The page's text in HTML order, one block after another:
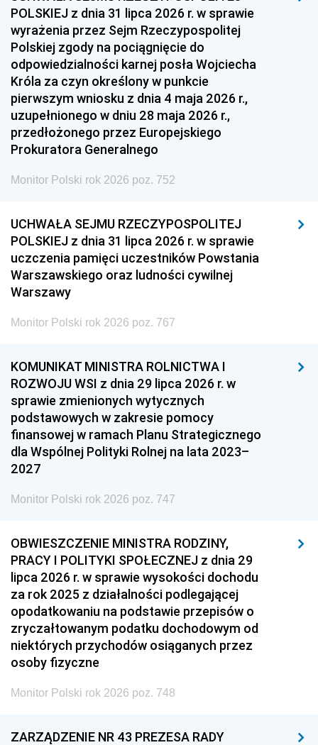
POLSKIEJ z dnia 31 lipca 2026 r. w sprawie
wyrażenia przez Sejm Rzeczypospolitej
Polskiej zgody na pociągnięcie do
odpowiedzialności karnej posła Wojciecha
Króla za czyn określony w punkcie
pierwszym wniosku z dnia 4 maja 2026 r.,
uzupełnionego w dniu 28 maja 2026 r.,
przedłożonego przez Europejskiego
Prokuratora Generalnego
Monitor Polski rok 2026 poz. 752
UCHWAŁA SEJMU RZECZYPOSPOLITEJ
POLSKIEJ z dnia 31 lipca 2026 r. w sprawie
uczczenia pamięci uczestników Powstania
Warszawskiego oraz ludności cywilnej
Warszawy
Monitor Polski rok 2026 poz. 767
KOMUNIKAT MINISTRA ROLNICTWA I
ROZWOJU WSI z dnia 29 lipca 2026 r. w
sprawie zmienionych wytycznych
podstawowych w zakresie pomocy
finansowej w ramach Planu Strategicznego
dla Wspólnej Polityki Rolnej na lata 2023–
2027
Monitor Polski rok 2026 poz. 747
OBWIESZCZENIE MINISTRA RODZINY,
PRACY I POLITYKI SPOŁECZNEJ z dnia 29
lipca 2026 r. w sprawie wysokości dochodu
za rok 2025 z działalności podlegającej
opodatkowaniu na podstawie przepisów o
zryczałtowanym podatku dochodowym od
niektórych przychodów osiąganych przez
osoby fizyczne
Monitor Polski rok 2026 poz. 748
ZARZĄDZENIE NR 43 PREZESA RADY